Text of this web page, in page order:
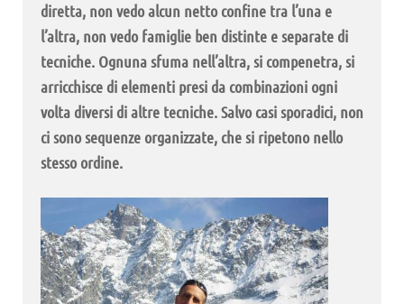
diretta, non vedo alcun netto confine tra l’una e
l’altra, non vedo famiglie ben distinte e separate di
tecniche. Ognuna sfuma nell’altra, si compenetra, si
arricchisce di elementi presi da combinazioni ogni
volta diversi di altre tecniche. Salvo casi sporadici, non
ci sono sequenze organizzate, che si ripetono nello
stesso ordine.